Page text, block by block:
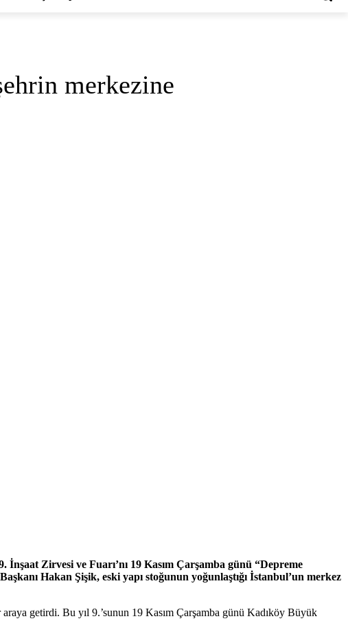
merkezine
Zirvesi ve Fuarı’nı 19 Kasım Çarşamba günü “Depreme
Hakan Şişik, eski yapı stoğunun yoğunlaştığı İstanbul’un merkez
araya getirdi. Bu yıl 9.’sunun 19 Kasım Çarşamba günü Kadıköy Büyük